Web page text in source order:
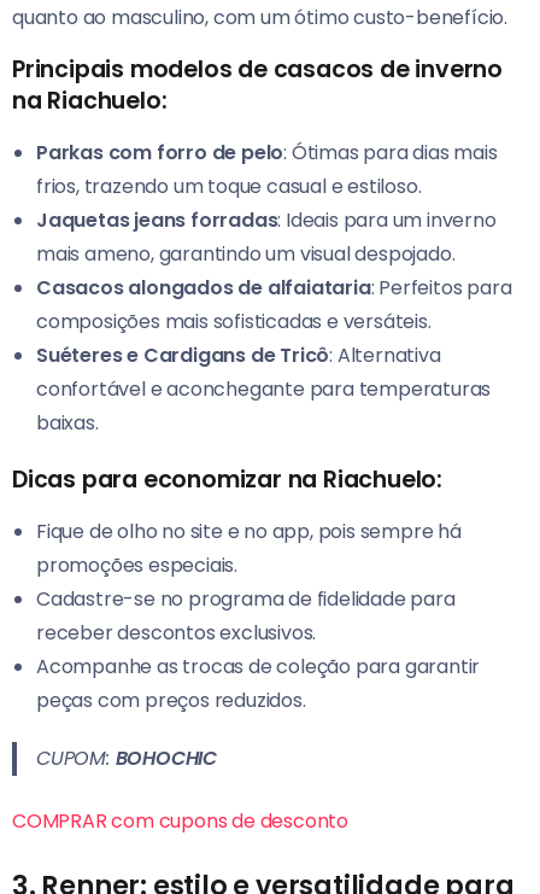
quanto ao masculino, com um ótimo custo-benefício.
Principais modelos de casacos de inverno
na Riachuelo:
Parkas com forro de pelo: Ótimas para dias mais
frios, trazendo um toque casual e estiloso.
Jaquetas jeans forradas: Ideais para um inverno
mais ameno, garantindo um visual despojado.
Casacos alongados de alfaiataria: Perfeitos para
composições mais sofisticadas e versáteis.
Suéteres e Cardigans de Tricô: Alternativa
confortável e aconchegante para temperaturas
baixas.
Dicas para economizar na Riachuelo:
Fique de olho no site e no app, pois sempre há
promoções especiais.
Cadastre-se no programa de fidelidade para
receber descontos exclusivos.
Acompanhe as trocas de coleção para garantir
peças com preços reduzidos.
CUPOM: BOHOCHIC
COMPRAR com cupons de desconto
3. Renner: estilo e versatilidade para